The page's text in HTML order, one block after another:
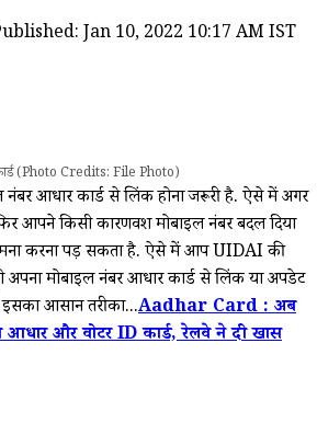
Jan 10, 2022 10:17 AM IST
(Photo Credits: File Photo)
आधार कार्ड से लिंक होना जरूरी है. ऐसे में अगर
आपने किसी कारणवश मोबाइल नंबर बदल दिया
करना पड़ सकता है. ऐसे में आप UIDAI की
अपना मोबाइल नंबर आधार कार्ड से लिंक या अपडेट
आसान तरीका...Aadhar Card : अब
और वोटर ID कार्ड, रेलवे ने दी खास